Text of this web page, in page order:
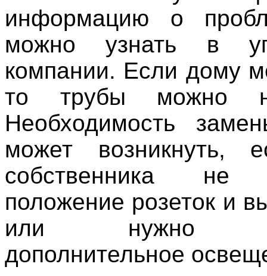
информацию о
можно узнать в
компании. Если дому
то трубы можно
Необходимость
может возникнуть,
собственника не
положение розеток и
или нужно
дополнительное